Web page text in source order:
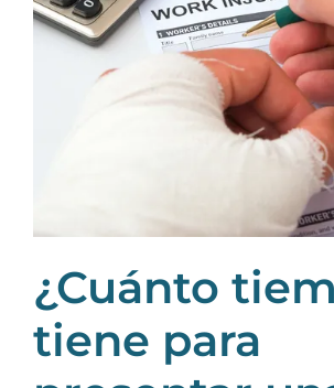
¿Cuánto
tiene para